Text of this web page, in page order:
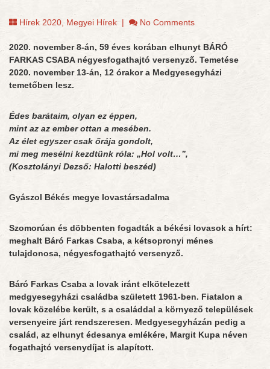
Hírek 2020 Megyei Hírek | No Comments
2020. november 8-án, 59 éves korában elhunyt BÁRÓ
FARKAS CSABA négyesfogathajtó versenyző. Temetése
2020. november 13-án, 12 órakor a Medgyesegyházi
temetőben lesz.
Édes barátaim, olyan ez éppen,
mint az az ember ottan a mesében.
Az élet egyszer csak őrája gondolt,
mi meg mesélni kezdtünk róla: „Hol volt…”,
(Kosztolányi Dezső: Halotti beszéd)
Gyászol Békés megye lovastársadalma
Szomorúan és döbbenten fogadták a békési lovasok a hírt:
meghalt Báró Farkas Csaba, a kétsopronyi ménes
tulajdonosa, négyesfogathajtó versenyző.
Báró Farkas Csaba a lovak iránt elkötelezett
medgyesegyházi családba született 1961-ben. Fiatalon a
lovak közelébe került, s a családdal a környező települések
versenyeire járt rendszeresen. Medgyesegyházán pedig a
család, az elhunyt édesanya emlékére, Margit Kupa néven
fogathajtó versenydíjat is alapított.